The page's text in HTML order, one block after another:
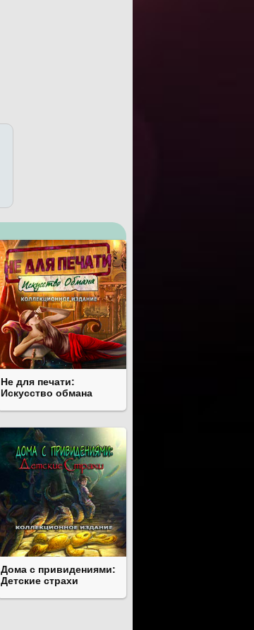
Не для печати:
Искусство обмана
Дома с привидениями:
Детские страхи